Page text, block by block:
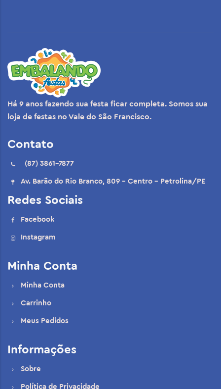
Há 9 anos fazendo sua festa ficar completa. Somos sua
loja de festas no Vale do São Francisco.
Contato
(87) 3861-7877
Av. Barão do Rio Branco, 809 - Centro - Petrolina/PE
Redes Sociais
Facebook
Instagram
Minha Conta
Minha Conta
Carrinho
Meus Pedidos
Informações
Sobre
Política de Privacidade